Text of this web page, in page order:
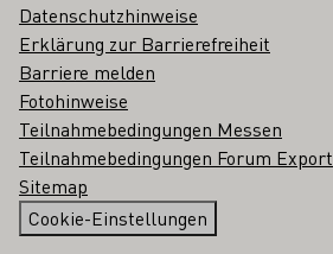
Datenschutzhinweise
Erklärung zur Barrierefreiheit
Barriere melden
Fotohinweise
Teilnahmebedingungen Messen
Teilnahmebedingungen Forum Export
Sitemap
Cookie-Einstellungen